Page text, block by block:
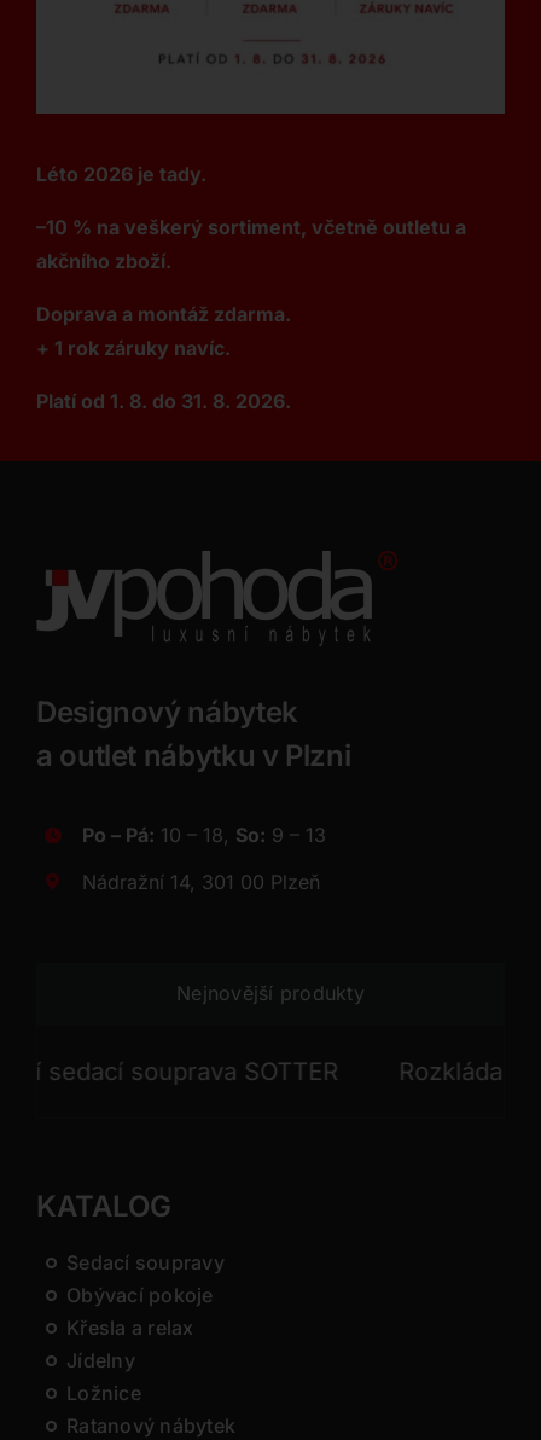
Léto 2026 je tady.
–10 % na veškerý sortiment, včetně outletu a
akčního zboží.
Doprava a montáž zdarma.
+ 1 rok záruky navíc.
Platí od 1. 8. do 31. 8. 2026.
Designový nábytek
a outlet nábytku v Plzni
Po – Pá: 10 – 18, So: 9 – 13
Nádražní 14, 301 00 Plzeň
Nejnovější produkty
souprava SOTTER Rozkládací
KATALOG
Sedací soupravy
Obývací pokoje
Křesla a relax
Jídelny
Ložnice
Ratanový nábytek